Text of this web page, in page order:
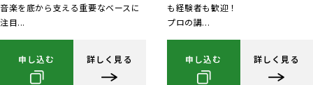
音楽を底から支える重要なベースに
注目...
申し込む 詳しく見る
も経験者も歓迎！
プロの講...
申し込む 詳しく見る